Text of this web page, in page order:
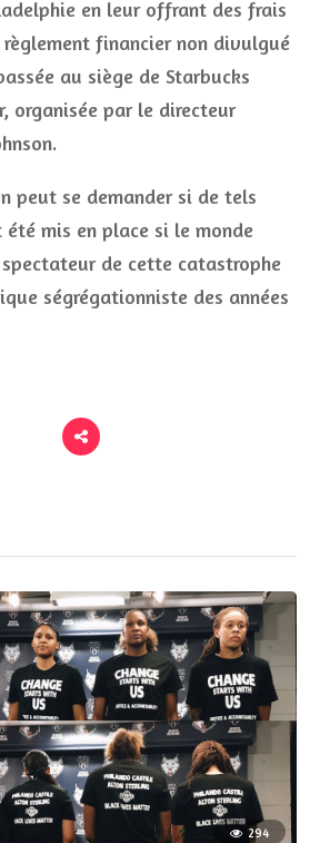
en leur offrant des frais
financier non divulgué
au siège de Starbucks
organisée par le directeur
peut se demander si de tels
mis en place si le monde
de cette catastrophe
ségrégationniste des années
294